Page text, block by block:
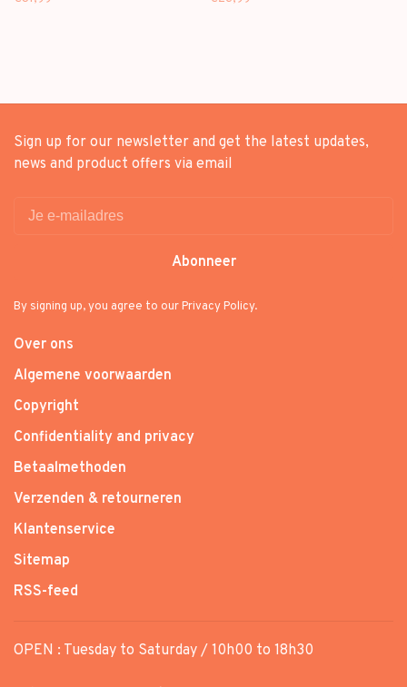
Sign up for our newsletter and get the latest updates,
news and product offers via email
Abonneer
By signing up, you agree to our Privacy Policy.
Over ons
Algemene voorwaarden
Copyright
Confidentiality and privacy
Betaalmethoden
Verzenden & retourneren
Klantenservice
Sitemap
RSS-feed
OPEN : Tuesday to Saturday / 10h00 to 18h30